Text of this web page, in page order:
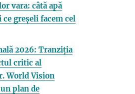
vara: câtă apă
greșeli facem cel
2026: Tranziția
critic al
World Vision
plan de